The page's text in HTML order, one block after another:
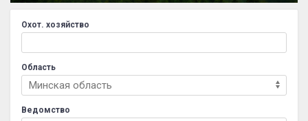
Охот. хозяйство
Область
Ведомство